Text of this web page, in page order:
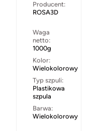
Producent:
ROSA3D
Waga
netto:
1000g
Kolor:
Wielokolorowy
Typ szpuli:
Plastikowa
szpula
Barwa:
Wielokolorowy